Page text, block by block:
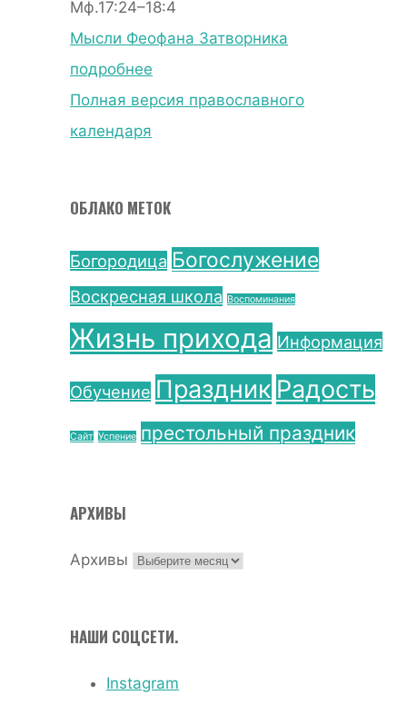
Мф.17:24–18:4
Мысли Феофана Затворника
подробнее
Полная версия православного
календаря
ОБЛАКО МЕТОК
Богородица Богослужение
Воскресная школа Воспоминания
Жизнь прихода Информация
Обучение Праздник Радость
Сайт Успение престольный праздник
АРХИВЫ
Архивы
НАШИ СОЦСЕТИ.
Instagram